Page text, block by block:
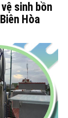
sinh bồn
Hòa